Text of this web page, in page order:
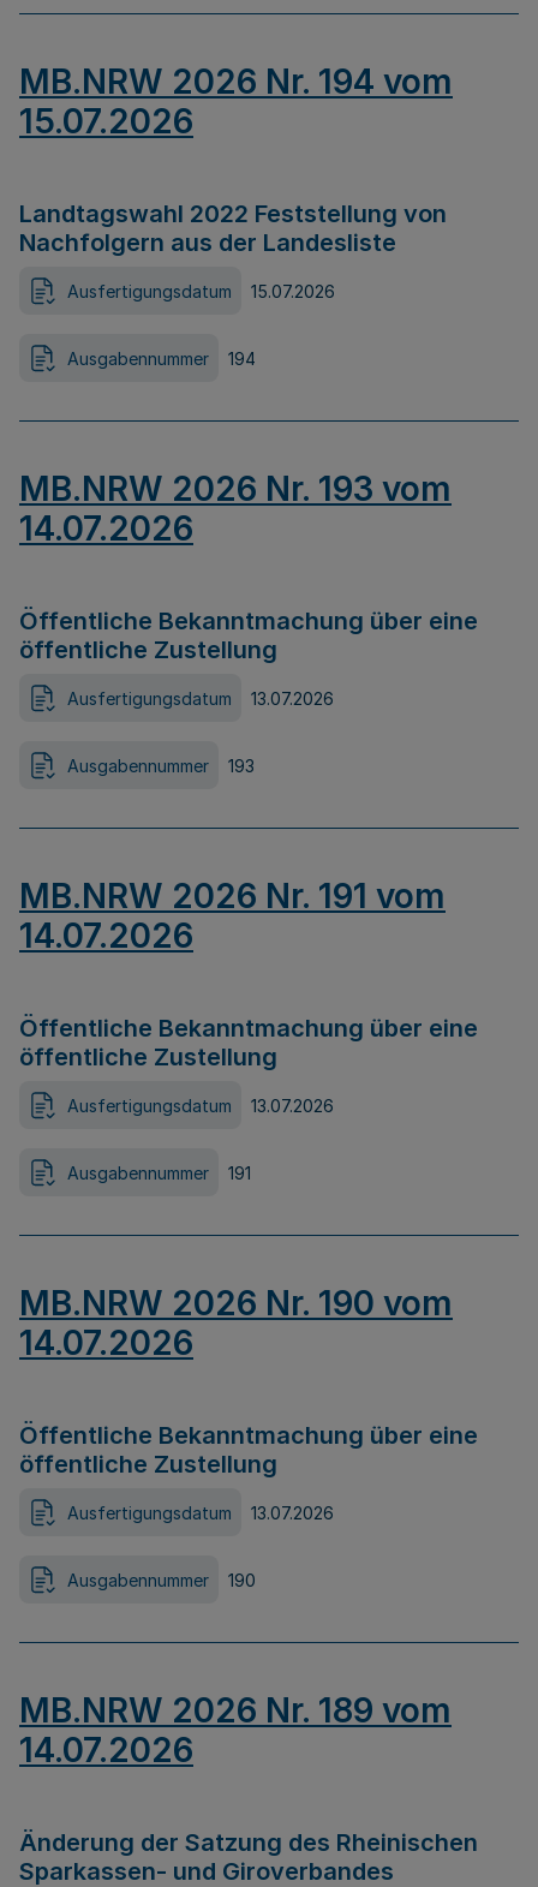
MB.NRW 2026 Nr. 194 vom
15.07.2026
Landtagswahl 2022 Feststellung von
Nachfolgern aus der Landesliste
Ausfertigungsdatum 15.07.2026
Ausgabennummer 194
MB.NRW 2026 Nr. 193 vom
14.07.2026
Öffentliche Bekanntmachung über eine
öffentliche Zustellung
Ausfertigungsdatum 13.07.2026
Ausgabennummer 193
MB.NRW 2026 Nr. 191 vom
14.07.2026
Öffentliche Bekanntmachung über eine
öffentliche Zustellung
Ausfertigungsdatum 13.07.2026
Ausgabennummer 191
MB.NRW 2026 Nr. 190 vom
14.07.2026
Öffentliche Bekanntmachung über eine
öffentliche Zustellung
Ausfertigungsdatum 13.07.2026
Ausgabennummer 190
MB.NRW 2026 Nr. 189 vom
14.07.2026
Änderung der Satzung des Rheinischen
Sparkassen- und Giroverbandes